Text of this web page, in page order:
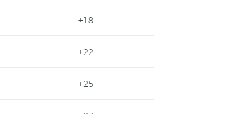
+18
+22
+25